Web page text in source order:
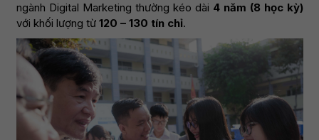
ngành Digital Marketing thường kéo dài 4 năm (8 học kỳ)
với khối lượng từ 120 – 130 tín chỉ.